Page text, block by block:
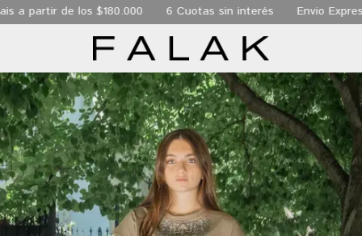
de los $180.000 6 Cuotas sin interés Envio Express de 24